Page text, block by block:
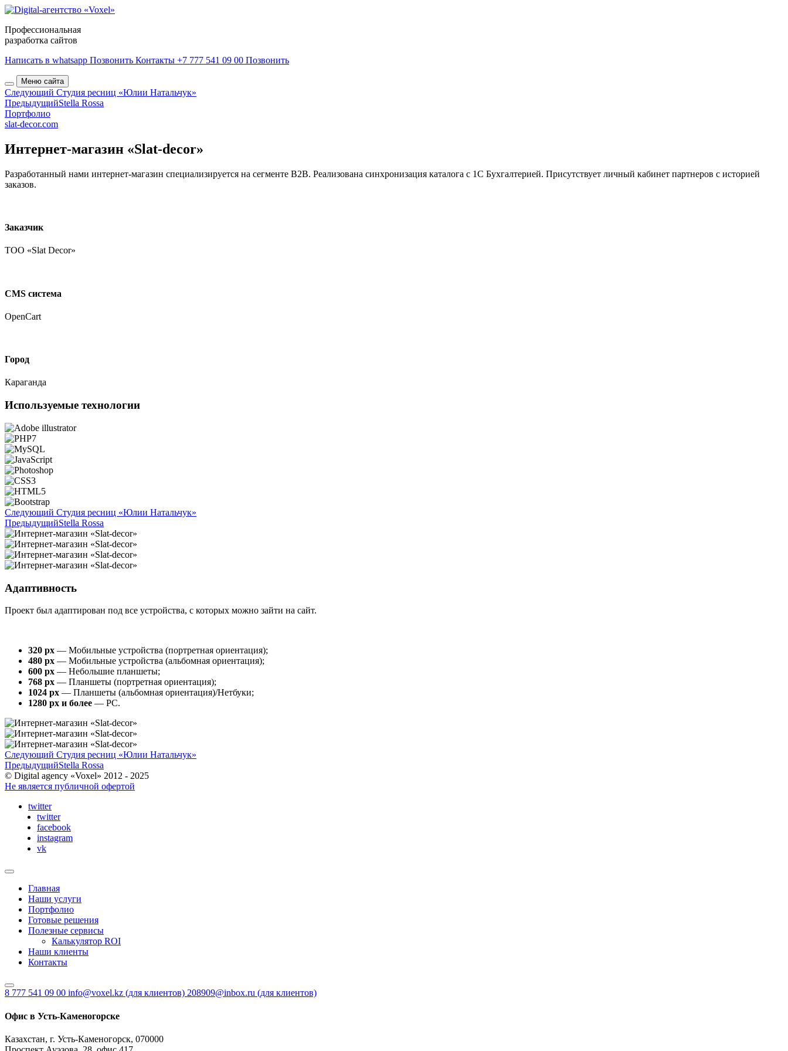
Профессиональная
разработка сайтов
Написать в whatsapp Позвонить Контакты +7 777 541 09 00 Позвонить
Меню сайта
Следующий Студия ресниц «Юлии Натальчук»
ПредыдущийStella Rossa
Портфолио
slat-decor.com
Интернет-магазин «Slat-decor»
Разработанный нами интернет-магазин специализируется на сегменте B2B. Реализована синхронизация каталога с 1С Бухгалтерией. Присутствует личный кабинет партнеров с историей
заказов.
Заказчик
ТОО «Slat Decor»
CMS система
OpenCart
Город
Караганда
Используемые технологии
Следующий Студия ресниц «Юлии Натальчук»
ПредыдущийStella Rossa
Адаптивность
Проект был адаптирован под все устройства, с которых можно зайти на сайт.
320 px — Мобильные устройства (портретная ориентация);
480 px — Мобильные устройства (альбомная ориентация);
600 px — Небольшие планшеты;
768 px — Планшеты (портретная ориентация);
1024 px — Планшеты (альбомная ориентация)/Нетбуки;
1280 px и более — PC.
Следующий Студия ресниц «Юлии Натальчук»
ПредыдущийStella Rossa
© Digital agency «Voxel» 2012 - 2025
Не является публичной офертой
twitter
twitter
facebook
instagram
vk
Главная
Наши услуги
Портфолио
Готовые решения
Полезные сервисы
Калькулятор ROI
Наши клиенты
Контакты
8 777 541 09 00 info@voxel.kz (для клиентов) 208909@inbox.ru (для клиентов)
Офис в Усть-Каменогорске
Казахстан, г. Усть-Каменогорск, 070000